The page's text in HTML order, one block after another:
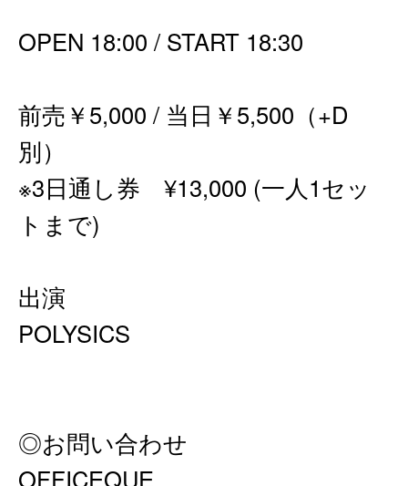
OPEN 18:00 / START 18:30
前売￥5,000 / 当日￥5,500（+D
別）
※3日通し券 ¥13,000 (一人1セッ
トまで)
出演
POLYSICS
◎お問い合わせ
OFFICEQUE